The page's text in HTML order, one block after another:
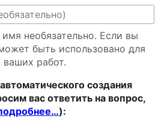
необязательно. Если вы
быть использовано для
ваших работ.
создания
вас ответить на вопрос,
):